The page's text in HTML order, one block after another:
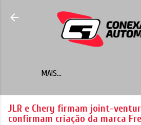
Pular para o conteúdo
MAIS…
JLR e Chery firmam joint-
confirmam criação da marca